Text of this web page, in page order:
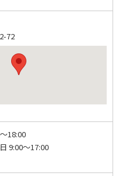
72
18:00
9:00～17:00